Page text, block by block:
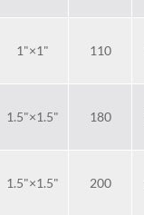
1"×1" 110
1.5"×1.5" 180
1.5"×1.5" 200